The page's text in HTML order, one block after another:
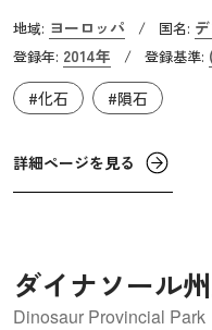
持つ場所です。この遺産
メキシコのユカタン半
突した証拠を表していま
植物の化石が完全な形で
出来事が恐竜時代の終焉
アルバレスと息子ウォル
の場所の中で最も重要で
地域: ヨーロッパ / 国名:
登録年: 2014年 / 登録基準:
#化石
#隕石
詳細ページを見る
ダイナソール
Dinosaur Provincial Park